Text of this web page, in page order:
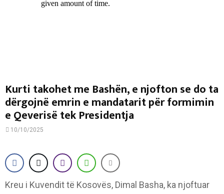
Kurti takohet me Bashën, e njofton se do ta
dërgojnë emrin e mandatarit për formimin
e Qeverisë tek Presidentja
10/10/2025
Kreu i Kuvendit të Kosovës, Dimal Basha, ka njoftuar